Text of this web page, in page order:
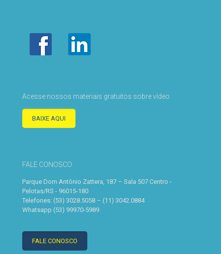
Acesse nossos materiais gratuitos sobre vídeo
BAIXE AQUI
FALE CONOSCO
Parque Dom Antônio Zattera, 187 – Sala 507 Centro -
Pelotas/RS - 96015-180
Telefones: (53) 3028.5058 – (11) 3042.0884
Whatsapp (53) 99970-5989
FALE CONOSCO